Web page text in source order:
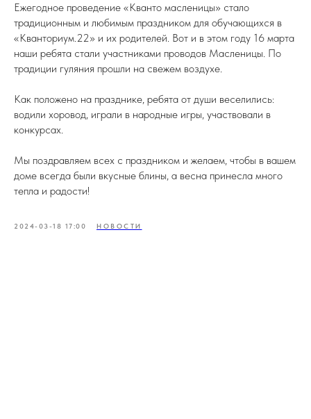
Ежегодное проведение «Кванто масленицы» стало
традиционным и любимым праздником для обучающихся в
«Кванториум.22» и их родителей. Вот и в этом году 16 марта
наши ребята стали участниками проводов Масленицы. По
традиции гуляния прошли на свежем воздухе.
Как положено на празднике, ребята от души веселились:
водили хоровод, играли в народные игры, участвовали в
конкурсах.
Мы поздравляем всех с праздником и желаем, чтобы в вашем
доме всегда были вкусные блины, а весна принесла много
тепла и радости!
2024-03-18 17:00 НОВОСТИ